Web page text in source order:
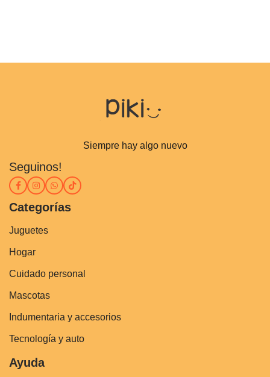
Siempre hay algo nuevo
Seguinos!
Categorías
Juguetes
Hogar
Cuidado personal
Mascotas
Indumentaria y accesorios
Tecnología y auto
Ayuda